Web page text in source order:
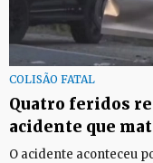
COLISÃO FATAL
Quatro feridos
acidente que
O acidente aconteceu